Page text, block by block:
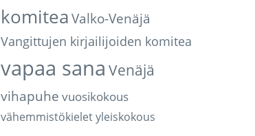
komitea Valko-Venäjä
Vangittujen kirjailijoiden komitea
vapaa sana Venäjä
vihapuhe vuosikokous
vähemmistökieletyleiskokous